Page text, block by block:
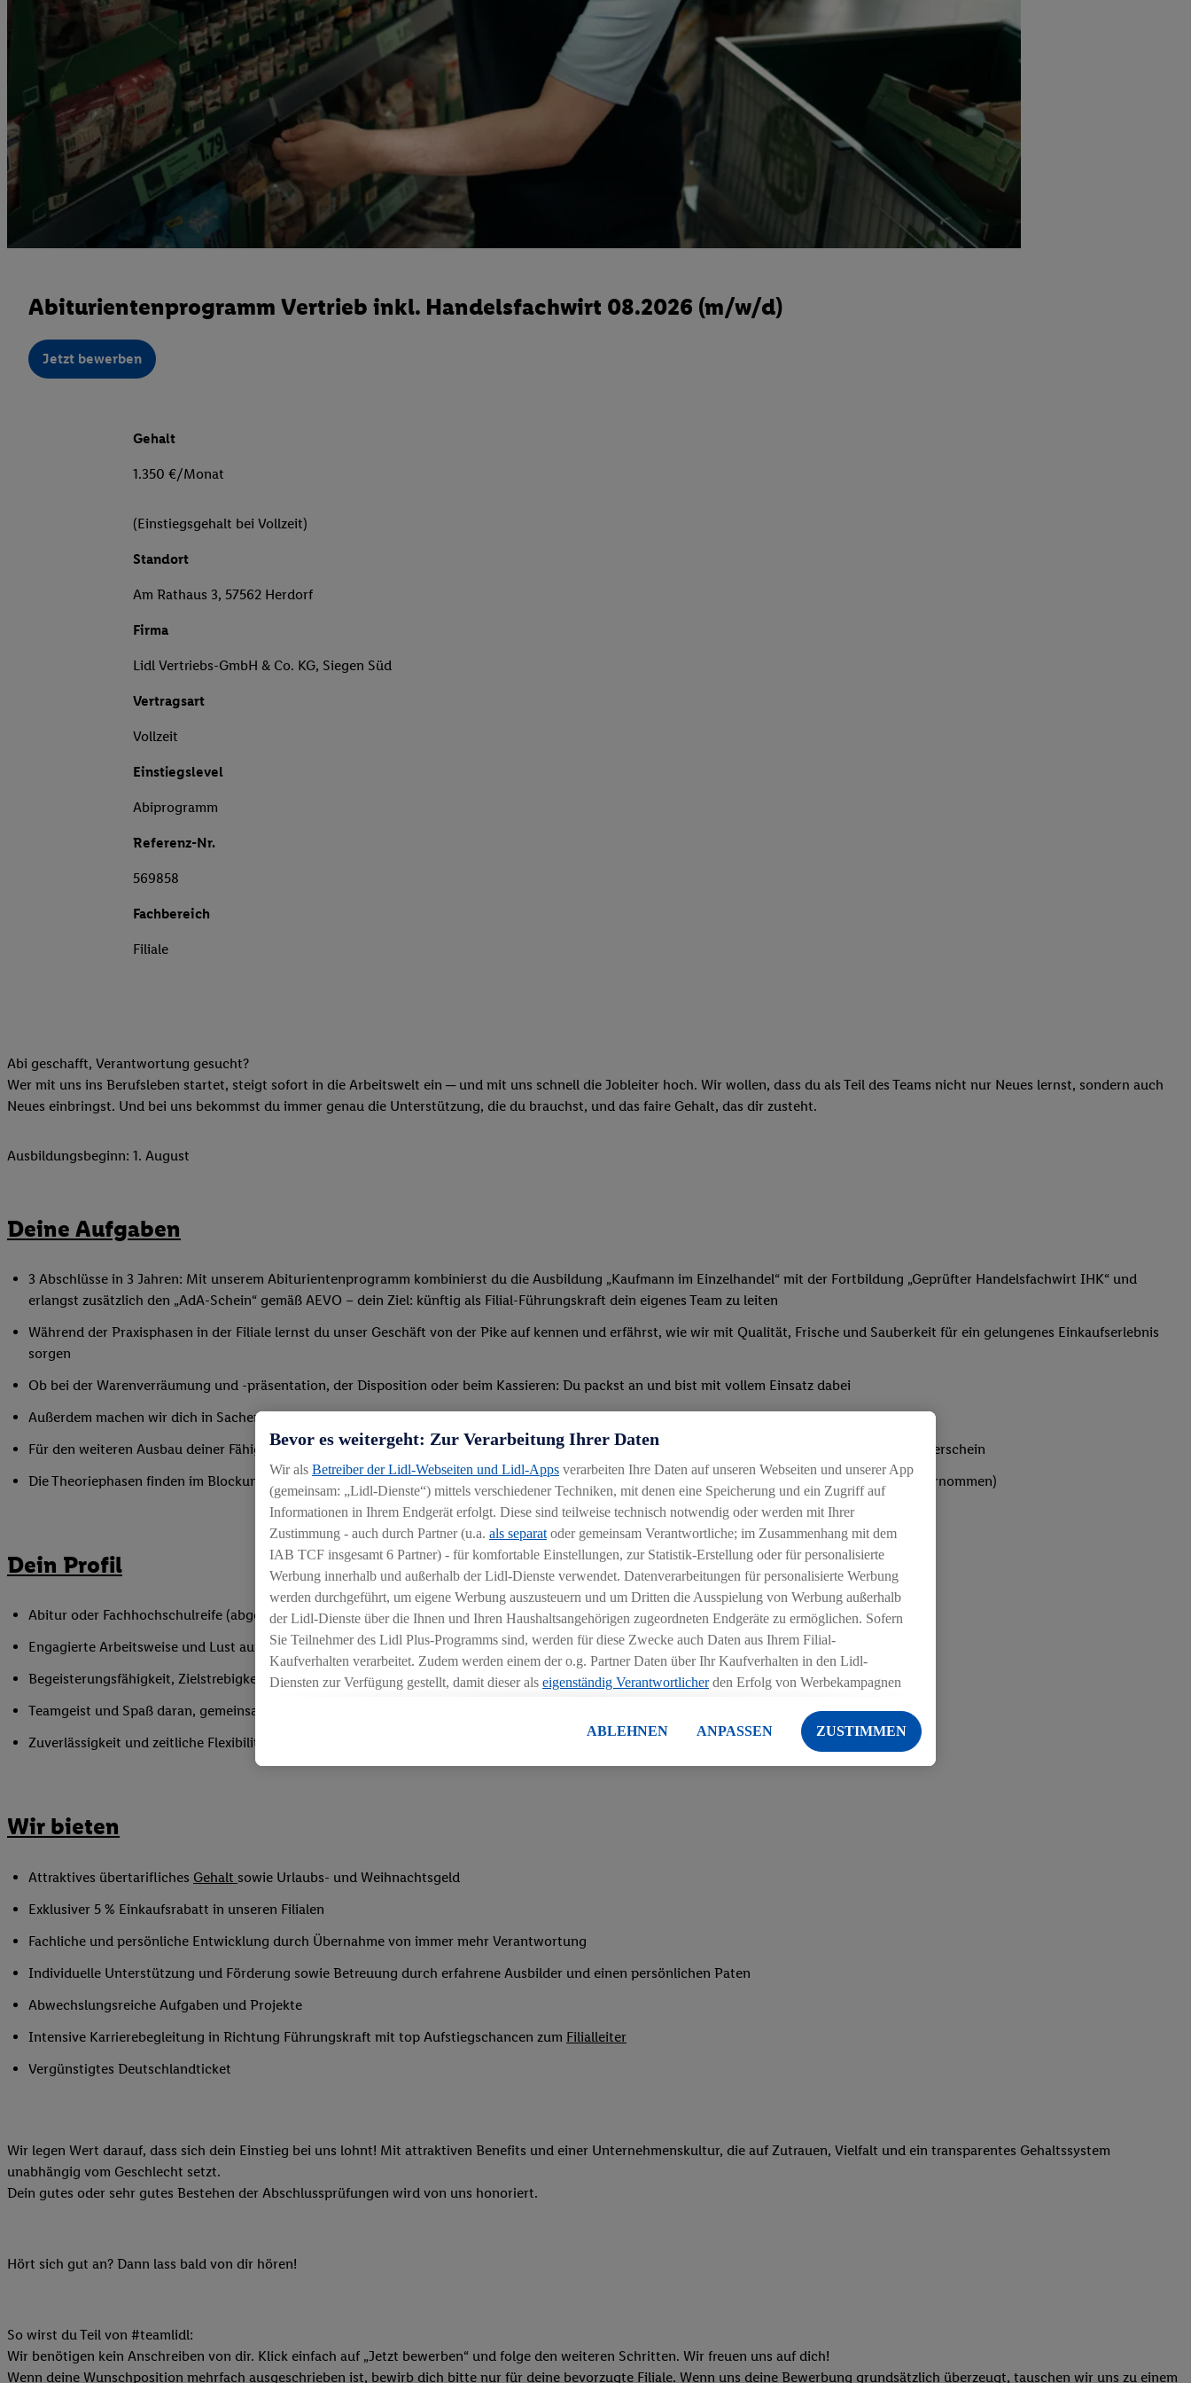
Abiturientenprogramm Vertrieb inkl. Handelsfachwirt 08.2026 (m/w/d)
Jetzt bewerben
Gehalt
1.350 €/Monat
(Einstiegsgehalt bei Vollzeit)
Standort
Am Rathaus 3, 57562 Herdorf
Firma
Lidl Vertriebs-GmbH & Co. KG, Siegen Süd
Vertragsart
Vollzeit
Einstiegslevel
Abiprogramm
Referenz-Nr.
569858
Fachbereich
Filiale
Abi geschafft, Verantwortung gesucht?
Wer mit uns ins Berufsleben startet, steigt sofort in die Arbeitswelt ein ─ und mit uns schnell die Jobleiter hoch. Wir wollen, dass du als Teil des Teams nicht nur Neues lernst, sondern auch
Neues einbringst. Und bei uns bekommst du immer genau die Unterstützung, die du brauchst, und das faire Gehalt, das dir zusteht.
Ausbildungsbeginn: 1. August
Deine Aufgaben
3 Abschlüsse in 3 Jahren: Mit unserem Abiturientenprogramm kombinierst du die Ausbildung „Kaufmann im Einzelhandel“ mit der Fortbildung „Geprüfter Handelsfachwirt IHK“ und
erlangst zusätzlich den „AdA-Schein“ gemäß AEVO – dein Ziel: künftig als Filial-Führungskraft dein eigenes Team zu leiten
Während der Praxisphasen in der Filiale lernst du unser Geschäft von der Pike auf kennen und erfährst, wie wir mit Qualität, Frische und Sauberkeit für ein gelungenes Einkaufserlebnis
sorgen
Ob bei der Warenverräumung und -präsentation, der Disposition oder beim Kassieren: Du packst an und bist mit vollem Einsatz dabei
Außerdem machen wir dich in Sachen Mitarbeiterführung fit, sodass du bald deine erste eigene Schicht übernehmen kannst
Für den weiteren Ausbau deiner Fähigkeiten nimmst du an verschiedenen Schulungen und Seminaren teil – außerdem erwirbst du den IHK-Ausbilderschein
Die Theoriephasen finden im Blockunterricht an einem externen Bildungszentrum statt (etwaige Reise-/Übernachtungskosten werden von Lidl übernommen)
Dein Profil
Abitur oder Fachhochschulreife (abgeschlossener theoretischer und praktischer Teil)
Engagierte Arbeitsweise und Lust auf die dynamische Welt des Handels
Begeisterungsfähigkeit, Zielstrebigkeit und hohe Verantwortungsbereitschaft
Teamgeist und Spaß daran, gemeinsam mit anderen etwas zu bewegen
Zuverlässigkeit und zeitliche Flexibilität innerhalb der Öffnungszeiten deiner Filiale
Wir bieten
Attraktives übertarifliches Gehalt sowie Urlaubs- und Weihnachtsgeld
Exklusiver 5 % Einkaufsrabatt in unseren Filialen
Fachliche und persönliche Entwicklung durch Übernahme von immer mehr Verantwortung
Individuelle Unterstützung und Förderung sowie Betreuung durch erfahrene Ausbilder und einen persönlichen Paten
Abwechslungsreiche Aufgaben und Projekte
Intensive Karrierebegleitung in Richtung Führungskraft mit top Aufstiegschancen zum Filialleiter
Vergünstigtes Deutschlandticket
Wir legen Wert darauf, dass sich dein Einstieg bei uns lohnt! Mit attraktiven Benefits und einer Unternehmenskultur, die auf Zutrauen, Vielfalt und ein transparentes Gehaltssystem
unabhängig vom Geschlecht setzt.
Dein gutes oder sehr gutes Bestehen der Abschlussprüfungen wird von uns honoriert.
Hört sich gut an? Dann lass bald von dir hören!
So wirst du Teil von #teamlidl:
Wir benötigen kein Anschreiben von dir. Klick einfach auf „Jetzt bewerben“ und folge den weiteren Schritten. Wir freuen uns auf dich!
Wenn deine Wunschposition mehrfach ausgeschrieben ist, bewirb dich bitte nur für deine bevorzugte Filiale. Wenn uns deine Bewerbung grundsätzlich überzeugt, tauschen wir uns zu einem
Bevor es weitergeht: Zur Verarbeitung Ihrer Daten
Wir als Betreiber der Lidl-Webseiten und Lidl-Apps verarbeiten Ihre Daten auf unseren Webseiten und unserer App
(gemeinsam: „Lidl-Dienste“) mittels verschiedener Techniken, mit denen eine Speicherung und ein Zugriff auf
Informationen in Ihrem Endgerät erfolgt. Diese sind teilweise technisch notwendig oder werden mit Ihrer
Zustimmung - auch durch Partner (u.a. als separat oder gemeinsam Verantwortliche; im Zusammenhang mit dem
IAB TCF insgesamt 6 Partner) - für komfortable Einstellungen, zur Statistik-Erstellung oder für personalisierte
Werbung innerhalb und außerhalb der Lidl-Dienste verwendet. Datenverarbeitungen für personalisierte Werbung
werden durchgeführt, um eigene Werbung auszusteuern und um Dritten die Ausspielung von Werbung außerhalb
der Lidl-Dienste über die Ihnen und Ihren Haushaltsangehörigen zugeordneten Endgeräte zu ermöglichen. Sofern
Sie Teilnehmer des Lidl Plus-Programms sind, werden für diese Zwecke auch Daten aus Ihrem Filial-
Kaufverhalten verarbeitet. Zudem werden einem der o.g. Partner Daten über Ihr Kaufverhalten in den Lidl-
Diensten zur Verfügung gestellt, damit dieser als eigenständig Verantwortlicherden Erfolg von Werbekampagnen
Die Erstellung personalisierter Werbung basiert auf der Generierung von auch mit Daten von anderen Diensten
angereicherten Profilen. Dies umfasst die Zusammenführung von Daten (z.B. über Ihre Nutzung der Lidl-Dienste,
Ihr Kaufverhalten in den Lidl-Diensten, Informationen aus Ihrem Kundenkonto - z.B. Alter oder Geschlecht -
zur technischen Sicherung und Optimierung dieser Werbeausspielungen.
bestehendes Lidl Plus-Konto einloggen, kann darüber hinaus auch Ihre dort angegebene E-Mail-Adresse von uns
in gemeinsamer Verantwortlichkeit mit einem der oben genannten Partner verwendet werden, um daraus eine
beschriebene Utiq-Kennung verwenden können, um Sie in von Dritten betriebenen Diensten zu erkennen und
Ihnen personalisierte Werbung auszuspielen. Hierzu wird von uns und einem der anderen oben genannten Partner
Zudem erlauben Sie uns, der Utiq SA/NV („Utiq“) und IhremTelekommunikationsnetzbetreiber
Lidl-Diensten zu erfassen. Insbesondere können Sie mittels dieser Technologie auch auf Diensten wiedererkannt
können Ihre Einwilligung speziell zur Nutzung der Utiq-Technologie - zusätzlich zur weiter unten erläuterten
Marketing“ am unteren Ende dieser Einwilligung (nur für die Lidl-Dienste) widerrufen. Weitere Informationen
Ihre Einwilligung jederzeit mit Wirkung für die Zukunft zu widerrufen, finden Sie in unseren
ABLEHNEN ANPASSEN ZUSTIMMEN